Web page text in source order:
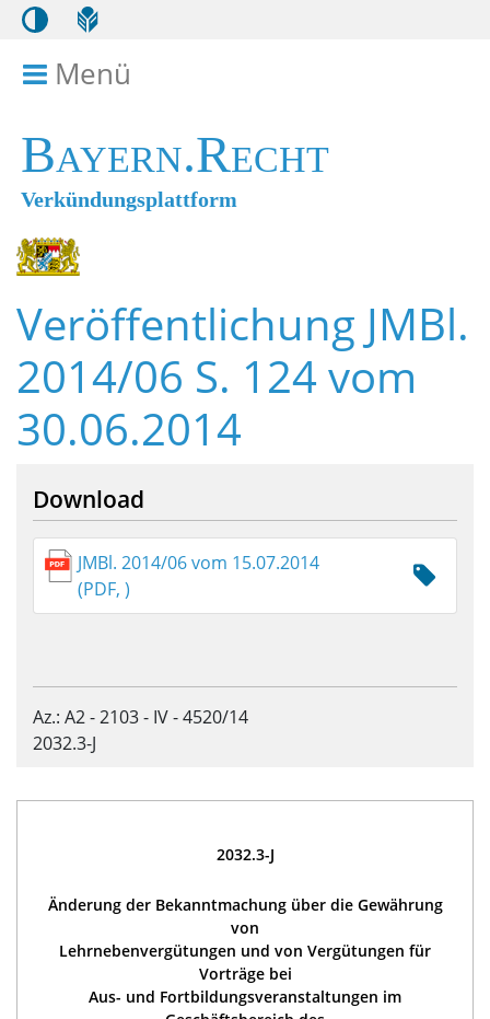
Menü
Bayern.Recht
Verkündungsplattform
Veröffentlichung JMBl.
2014/06 S. 124 vom
30.06.2014
Download
JMBl. 2014/06 vom 15.07.2014
(PDF, )
Az.: A2 - 2103 - IV - 4520/14
2032.3-J
2032.3-J
Änderung der Bekanntmachung über die Gewährung
von
Lehrnebenvergütungen und von Vergütungen für
Vorträge bei
Aus- und Fortbildungsveranstaltungen im